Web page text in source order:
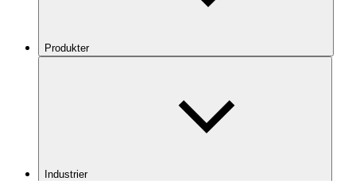
Produkter
Industrier